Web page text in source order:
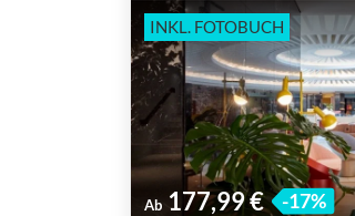
INKL. FOTOBUCH
Ab 177,99 € -17%